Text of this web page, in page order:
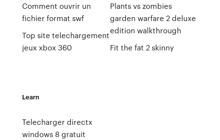
Comment ouvrir un
fichier format swf
Top site telechargement
jeux xbox 360
Plants vs zombies
garden warfare 2 deluxe
edition walkthrough
Fit the fat 2 skinny
Learn
Telecharger directx
windows 8 gratuit